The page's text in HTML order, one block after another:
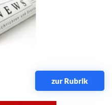
zur Rubrik